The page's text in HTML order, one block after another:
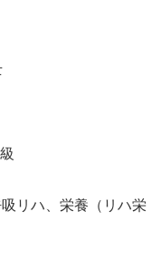
リハ、栄養（リハ栄